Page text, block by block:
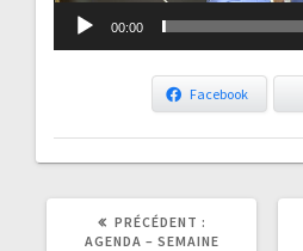
00:00
Facebook
PRÉCÉDENT :
ARTICLE
PRÉCÉDENT
AGENDA – SEMAINE
ARTICLE